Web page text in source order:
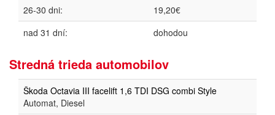
26-30 dni:
19,20€
nad 31 dní:
dohodou
Stredná trieda automobilov
Škoda Octavia III facelift 1,6 TDI DSG combi Style
Automat, Diesel